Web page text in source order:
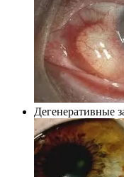
Дегенеративные